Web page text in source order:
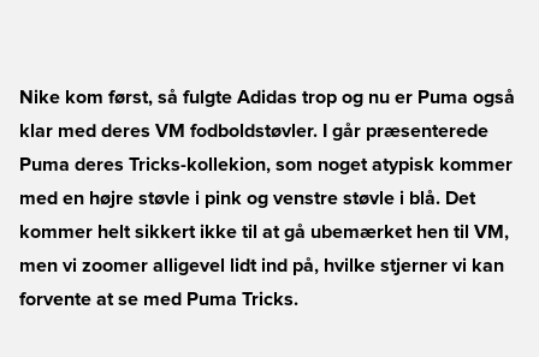
Nike kom først, så fulgte Adidas trop og nu er Puma også
klar med deres VM fodboldstøvler. I går præsenterede
Puma deres Tricks-kollekion, som noget atypisk kommer
med en højre støvle i pink og venstre støvle i blå. Det
kommer helt sikkert ikke til at gå ubemærket hen til VM,
men vi zoomer alligevel lidt ind på, hvilke stjerner vi kan
forvente at se med Puma Tricks.